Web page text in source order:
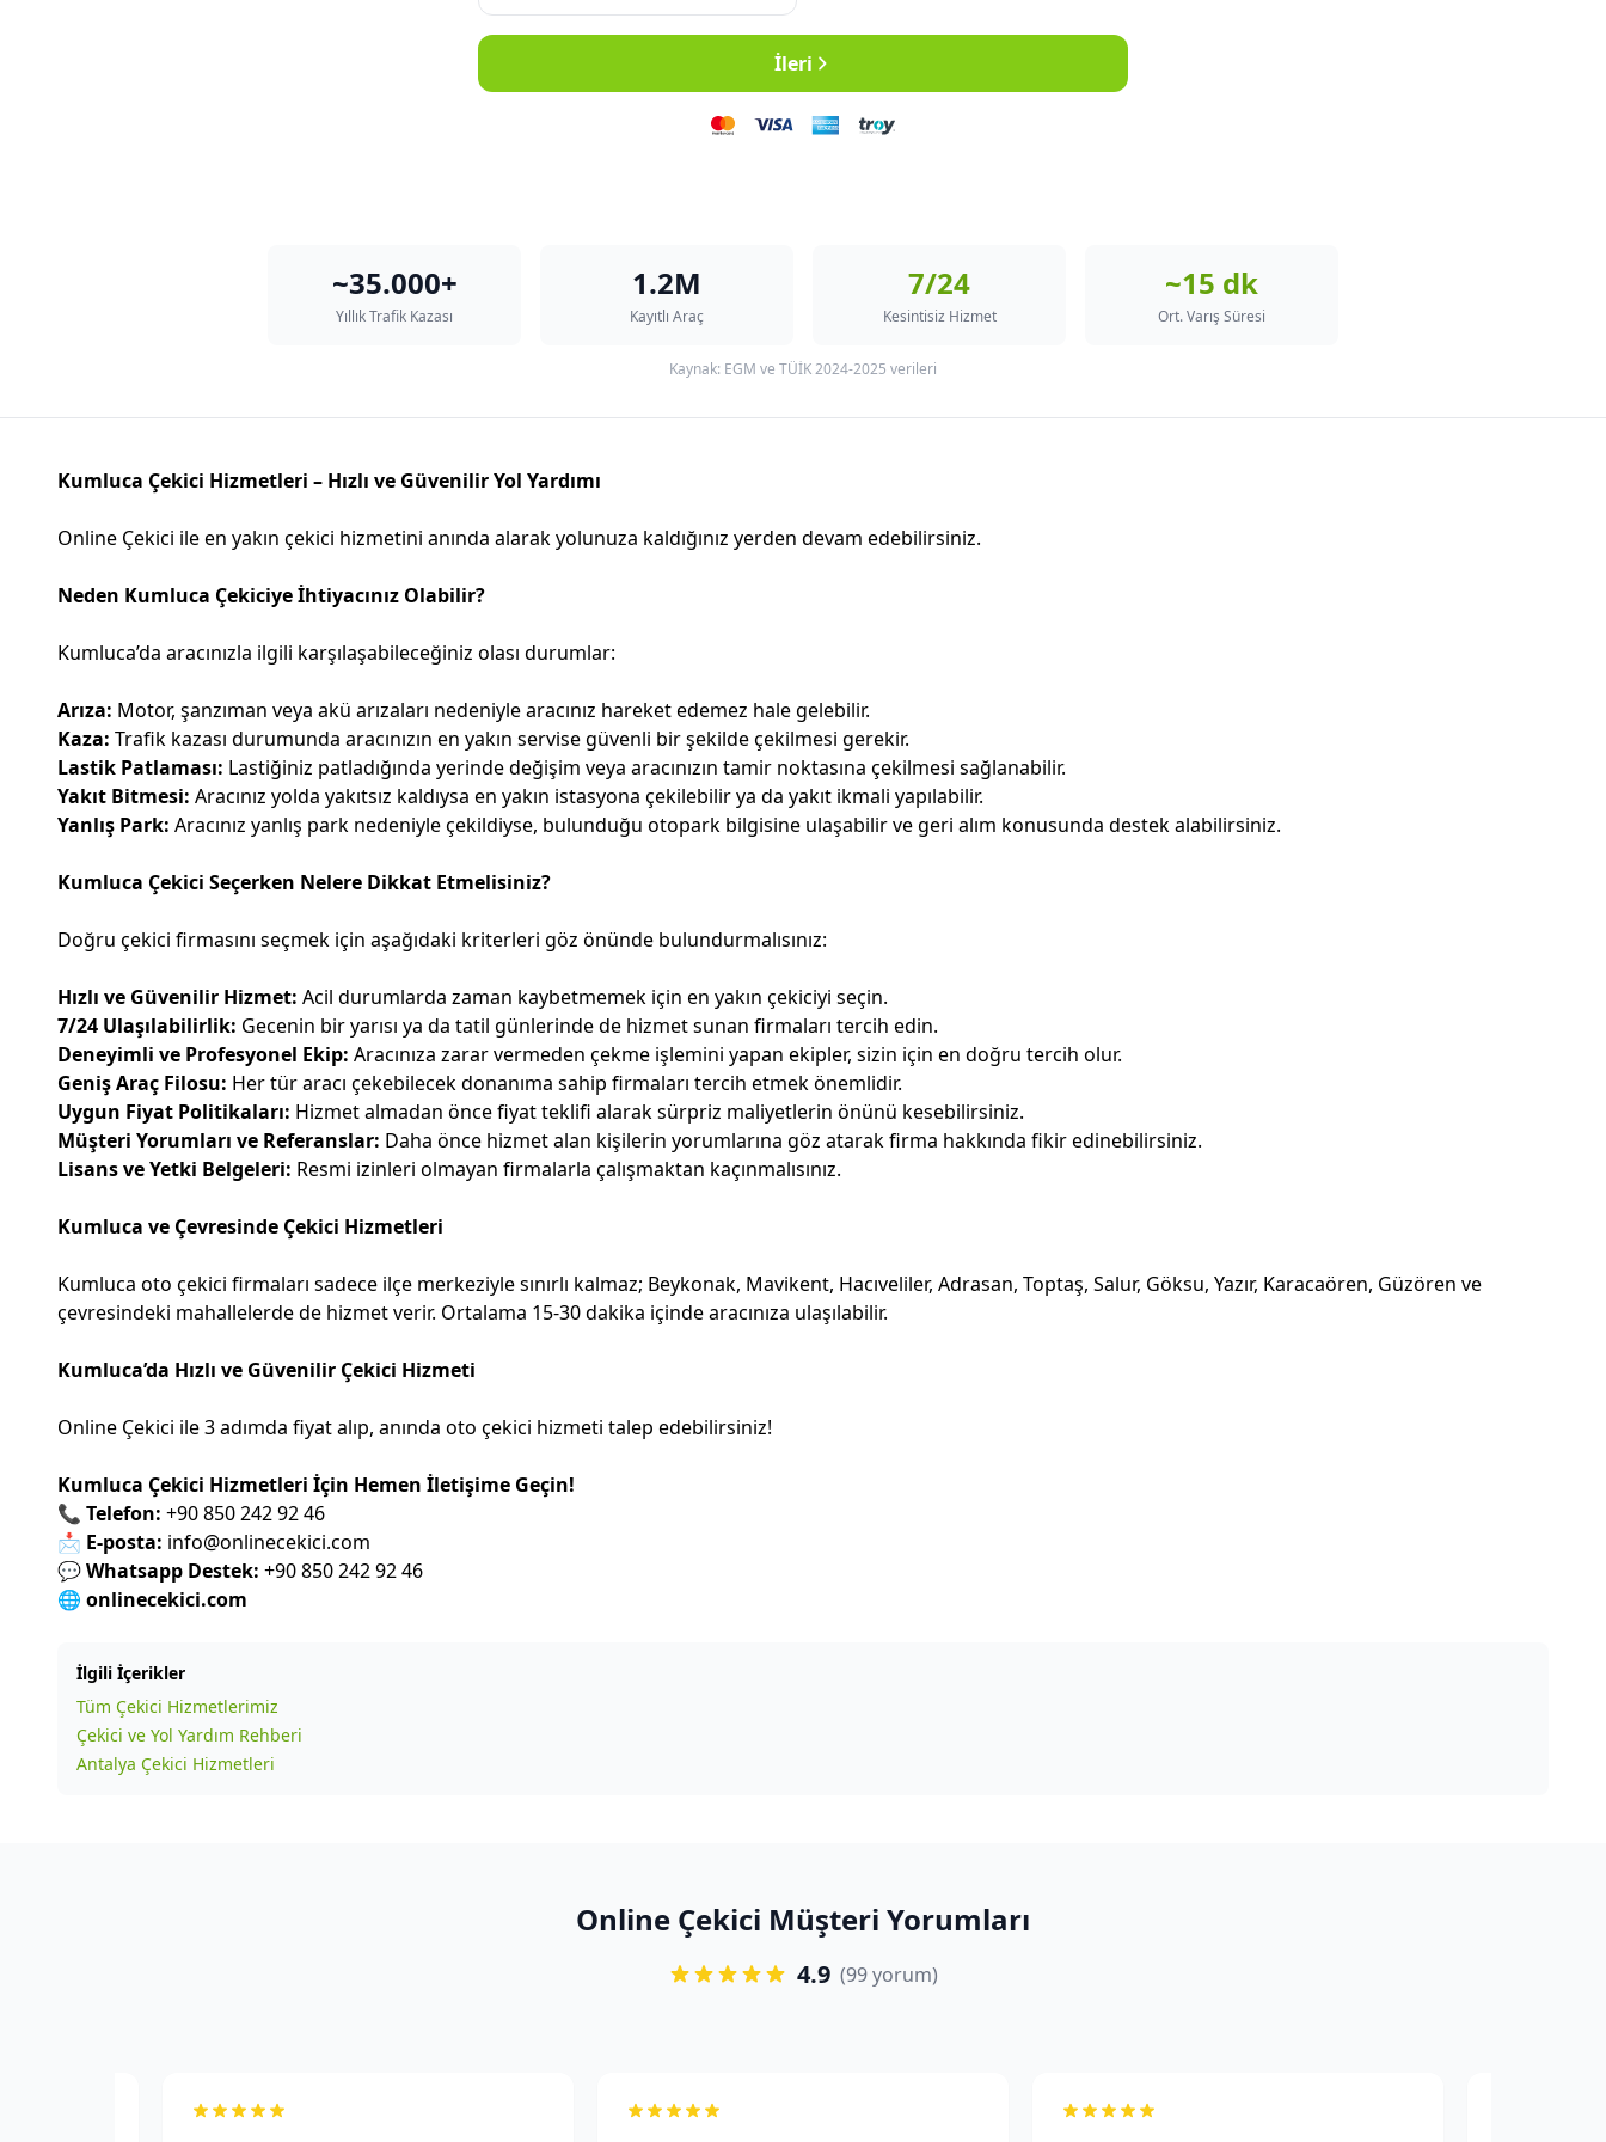
İleri
~35.000+
Yıllık Trafik Kazası
1.2M
Kayıtlı Araç
7/24
Kesintisiz Hizmet
~15 dk
Ort. Varış Süresi
Kaynak: EGM ve TÜİK 2024-2025 verileri
Kumluca Çekici Hizmetleri – Hızlı ve Güvenilir Yol Yardımı
Online Çekici ile en yakın çekici hizmetini anında alarak yolunuza kaldığınız yerden devam edebilirsiniz.
Neden Kumluca Çekiciye İhtiyacınız Olabilir?
Kumluca’da aracınızla ilgili karşılaşabileceğiniz olası durumlar:
Arıza: Motor, şanzıman veya akü arızaları nedeniyle aracınız hareket edemez hale gelebilir.
Kaza: Trafik kazası durumunda aracınızın en yakın servise güvenli bir şekilde çekilmesi gerekir.
Lastik Patlaması: Lastiğiniz patladığında yerinde değişim veya aracınızın tamir noktasına çekilmesi sağlanabilir.
Yakıt Bitmesi: Aracınız yolda yakıtsız kaldıysa en yakın istasyona çekilebilir ya da yakıt ikmali yapılabilir.
Yanlış Park: Aracınız yanlış park nedeniyle çekildiyse, bulunduğu otopark bilgisine ulaşabilir ve geri alım konusunda destek alabilirsiniz.
Kumluca Çekici Seçerken Nelere Dikkat Etmelisiniz?
Doğru çekici firmasını seçmek için aşağıdaki kriterleri göz önünde bulundurmalısınız:
Hızlı ve Güvenilir Hizmet: Acil durumlarda zaman kaybetmemek için en yakın çekiciyi seçin.
7/24 Ulaşılabilirlik: Gecenin bir yarısı ya da tatil günlerinde de hizmet sunan firmaları tercih edin.
Deneyimli ve Profesyonel Ekip: Aracınıza zarar vermeden çekme işlemini yapan ekipler, sizin için en doğru tercih olur.
Geniş Araç Filosu: Her tür aracı çekebilecek donanıma sahip firmaları tercih etmek önemlidir.
Uygun Fiyat Politikaları: Hizmet almadan önce fiyat teklifi alarak sürpriz maliyetlerin önünü kesebilirsiniz.
Müşteri Yorumları ve Referanslar: Daha önce hizmet alan kişilerin yorumlarına göz atarak firma hakkında fikir edinebilirsiniz.
Lisans ve Yetki Belgeleri: Resmi izinleri olmayan firmalarla çalışmaktan kaçınmalısınız.
Kumluca ve Çevresinde Çekici Hizmetleri
Kumluca oto çekici firmaları sadece ilçe merkeziyle sınırlı kalmaz; Beykonak, Mavikent, Hacıveliler, Adrasan, Toptaş, Salur, Göksu, Yazır, Karacaören, Güzören ve
çevresindeki mahallelerde de hizmet verir. Ortalama 15-30 dakika içinde aracınıza ulaşılabilir.
Kumluca’da Hızlı ve Güvenilir Çekici Hizmeti
Online Çekici ile 3 adımda fiyat alıp, anında oto çekici hizmeti talep edebilirsiniz!
Kumluca Çekici Hizmetleri İçin Hemen İletişime Geçin!
📞 Telefon: +90 850 242 92 46
📩 E-posta: info@onlinecekici.com
💬Whatsapp Destek: +90 850 242 92 46
🌐 onlinecekici.com
İlgili İçerikler
Tüm Çekici Hizmetlerimiz
Çekici ve Yol Yardım Rehberi
Antalya Çekici Hizmetleri
Online Çekici Müşteri Yorumları
4.9 (99 yorum)